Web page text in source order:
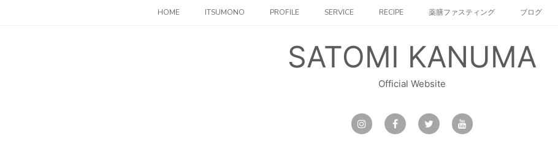
HOME ITSUMONO PROFILE SERVICE RECIPE 薬膳ファスティング ブログ
SATOMI KANUMA
Official Website